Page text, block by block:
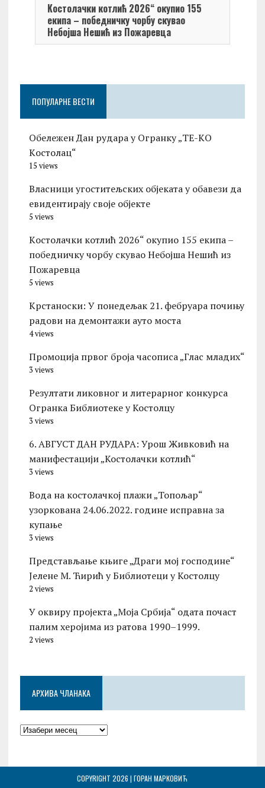
Kостолачки котлић 2026“ окупио 155
екипа – победничку чорбу скувао
Небојша Нешић из Пожаревца
ПОПУЛАРНЕ ВЕСТИ
Обележен Дан рудара у Огранку „ТЕ-KО
Kостолац“
15 views
Власници угоститељских објеката у обавези да
евидентирају своје објекте
5 views
Kостолачки котлић 2026“ окупио 155 екипа –
победничку чорбу скувао Небојша Нешић из
Пожаревца
5 views
Kрстаноски: У понедељак 21. фебруара почињу
радови на демонтажи ауто моста
4 views
Промоција првог броја часописа „Глас младих“
3 views
Резултати ликовног и литерарног конкурса
Огранка Библиотеке у Костолцу
3 views
6. АВГУСТ ДАН РУДАРА: Урош Живковић на
манифестацији „Костолачки котлић“
3 views
Вода на костолачкој плажи „Топољар“
узоркована 24.06.2022. године исправна за
купање
3 views
Представљање књиге „Драги мој господине“
Јелене М. Ћирић у Библиотеци у Костолцу
2 views
У оквиру пројекта „Моја Србија“ одата почаст
палим херојима из ратова 1990–1999.
2 views
АРХИВА ЧЛАНАКА
COPYRIGHT 2026 | ГОРАН МАРКОВИЋ